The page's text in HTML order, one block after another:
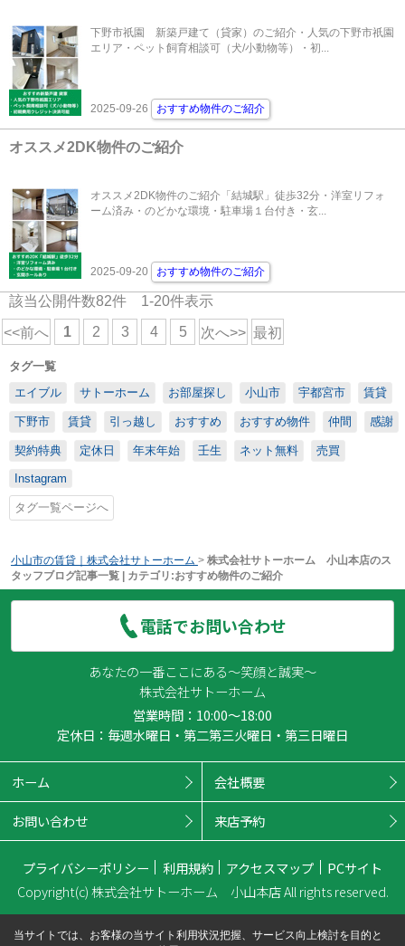
下野市祇園 新築戸建て（貸家）のご紹介・人気の下野市祇園
エリア・ペット飼育相談可（犬/小動物等）・初...
2025-09-26 おすすめ物件のご紹介
オススメ2DK物件のご紹介
オススメ2DK物件のご紹介「結城駅」徒歩32分・洋室リフォ
ーム済み・のどかな環境・駐車場１台付き・玄...
2025-09-20 おすすめ物件のご紹介
該当公開件数82件 1-20件表示
<<前へ 1 2 3 4 5 次へ>> 最初
タグ一覧
エイブル
サトーホーム お部屋探し 小山市 宇都宮市 賃貸
下野市 賃貸 引っ越し おすすめ おすすめ物件 仲間 感謝
契約特典 定休日 年末年始 壬生 ネット無料 売買
Instagram
タグ一覧ページへ
小山市の賃貸｜株式会社サトーホーム > 株式会社サトーホーム 小山本店のス
タッフブログ記事一覧 | カテゴリ:おすすめ物件のご紹介
電話でお問い合わせ
あなたの一番ここにある～笑顔と誠実～
株式会社サトーホーム
営業時間：10:00～18:00
定休日：毎週水曜日・第二第三火曜日・第三日曜日
ホーム 会社概要
お問い合わせ 来店予約
プライバシーポリシー 利用規約 アクセスマップ
PCサイト
Copyright(c) 株式会社サトーホーム 小山本店 All rights reserved.
当サイトでは、お客様の当サイト利用状況把握、サービス向上検討を目的と